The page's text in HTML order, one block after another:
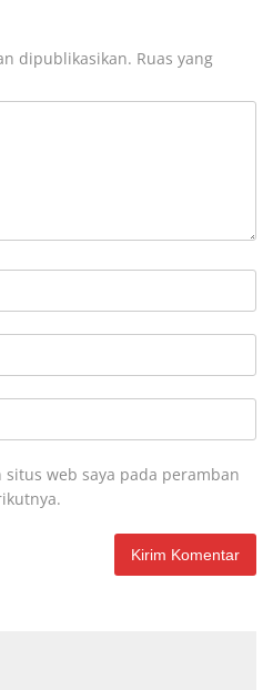
dipublikasikan. Ruas yang
web saya pada peramban